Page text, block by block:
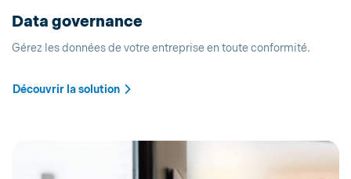
Data governance
Gérez les données de votre entreprise en toute conformité.
Découvrir la solution